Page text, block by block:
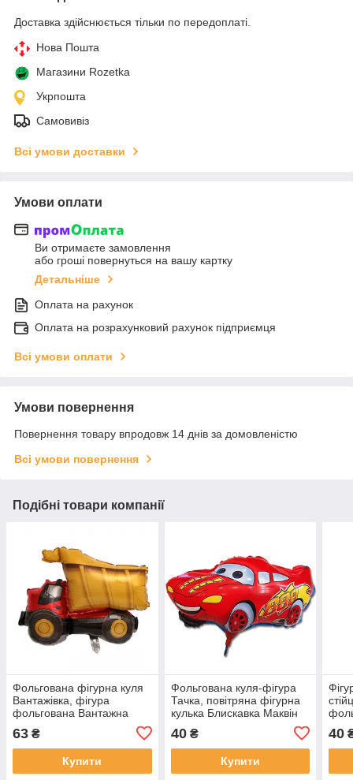
Доставка здійснюється тільки по передоплаті.
Нова Пошта
Магазини Rozetka
Укрпошта
Самовивіз
Всі умови доставки
Умови оплати
Ви отримаєте замовлення
або гроші повернуться на вашу картку
Детальніше
Оплата на рахунок
Оплата на розрахунковий рахунок підприємця
Всі умови оплати
Умови повернення
Повернення товару впродовж 14 днів за домовленістю
Всі умови повернення
Подібні товари компанії
Фольгована фігурна куля
Вантажівка, фігура
фольгована Вантажна
машина 82х69 см Китай
63 ₴
Купити
Фольгована куля-фігура
Тачка, повітряна фігурна
кулька Блискавка Маквін
40₴
Купити
40